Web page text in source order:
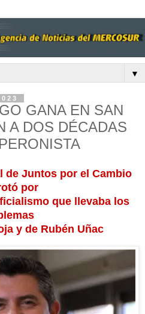
▼
GANA EN SAN
A DOS DÉCADAS
de Juntos por el Cambio
por
que llevaba los
y de Rubén Uñac